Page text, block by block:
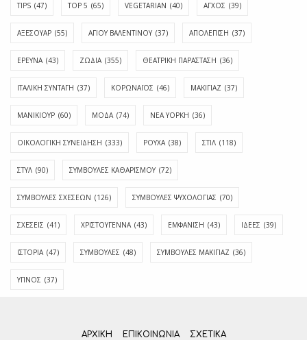
TIPS (47) TOP 5 (65) VEGETARIAN (40) ΑΓΧΟΣ (39)
ΑΞΕΣΟΥΑΡ (55) ΑΓΊΟΥ ΒΑΛΕΝΤΊΝΟΥ (37) ΑΠΟΛΈΠΙΣΗ (37)
ΕΡΕΥΝΑ (43) ΖΩΔΙΑ (355) ΘΕΑΤΡΙΚΗ ΠΑΡΑΣΤΑΣΗ (36)
ΙΤΑΛΙΚΗ ΣΥΝΤΑΓΗ (37) ΚΟΡΩΝΑΪΟΣ (46) ΜΑΚΙΓΙΑΖ (37)
ΜΑΝΙΚΙΟΥΡ (60) ΜΟΔΑ (74) ΝΕΑ ΥΟΡΚΗ (36)
ΟΙΚΟΛΟΓΙΚΗ ΣΥΝΕΙΔΗΣΗ (333) ΡΟΥΧΑ (38) ΣΤΙΛ (118)
ΣΤΥΛ (90) ΣΥΜΒΟΥΛΕΣ ΚΑΘΑΡΙΣΜΟΥ (72)
ΣΥΜΒΟΥΛΕΣ ΣΧΕΣΕΩΝ (126) ΣΥΜΒΟΥΛΕΣ ΨΥΧΟΛΟΓΙΑΣ (70)
ΣΧΕΣΕΙΣ (41) ΧΡΙΣΤΟΥΓΕΝΝΑ (43) ΕΜΦΆΝΙΣΗ (43) ΙΔΈΕΣ (39)
ΙΣΤΟΡΊΑ (47) ΣΥΜΒΟΥΛΈΣ (48) ΣΥΜΒΟΥΛΈΣ ΜΑΚΙΓΙΆΖ (36)
ΎΠΝΟΣ (37)
ΑΡΧΙΚΗ ΕΠΙΚΟΙΝΩΝΊΑ ΣΧΕΤΙΚΆ